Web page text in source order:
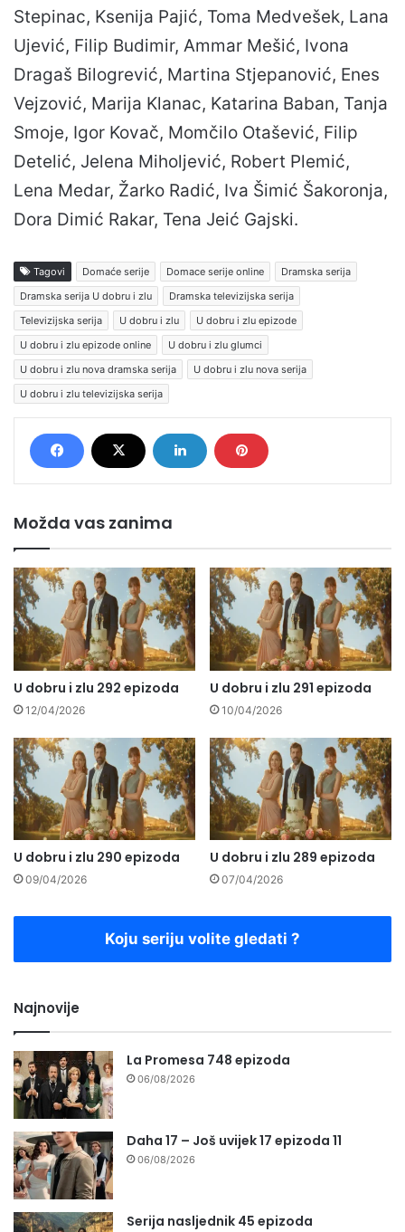
Stepinac, Ksenija Pajić, Toma Medvešek, Lana
Ujević, Filip Budimir, Ammar Mešić, Ivona
Dragaš Bilogrević, Martina Stjepanović, Enes
Vejzović, Marija Klanac, Katarina Baban, Tanja
Smoje, Igor Kovač, Momčilo Otašević, Filip
Detelić, Jelena Miholjević, Robert Plemić,
Lena Medar, Žarko Radić, Iva Šimić Šakoronja,
Dora Dimić Rakar, Tena Jeić Gajski.
Tagovi Domaće serije Domace serije online
Dramska serija
Dramska serija U dobru i zlu
Dramska televizijska serija
Televizijska serija
U dobru i zlu
U dobru i zlu epizode
U dobru i zlu epizode online
U dobru i zlu glumci
U dobru i zlu nova dramska serija
U dobru i zlu nova serija
U dobru i zlu televizijska serija
Možda vas zanima
U dobru i zlu 292 epizoda
12/04/2026
U dobru i zlu 291 epizoda
10/04/2026
U dobru i zlu 290 epizoda
09/04/2026
U dobru i zlu 289 epizoda
07/04/2026
Koju seriju volite gledati ?
Najnovije
La Promesa 748 epizoda
06/08/2026
Daha 17 – Još uvijek 17 epizoda 11
06/08/2026
Serija nasljednik 45 epizoda